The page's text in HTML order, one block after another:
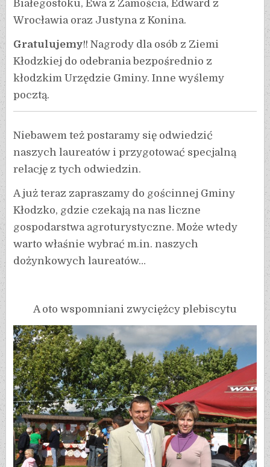
Białegostoku, Ewa z Zamościa, Edward z
Wrocławia oraz Justyna z Konina.
Gratulujemy!! Nagrody dla osób z Ziemi
Kłodzkiej do odebrania bezpośrednio z
kłodzkim Urzędzie Gminy. Inne wyślemy
pocztą.
Niebawem też postaramy się odwiedzić
naszych laureatów i przygotować specjalną
relację z tych odwiedzin.
A już teraz zapraszamy do gościnnej Gminy
Kłodzko, gdzie czekają na nas liczne
gospodarstwa agroturystyczne. Może wtedy
warto właśnie wybrać m.in. naszych
dożynkowych laureatów…
A oto wspomniani zwyciężcy plebiscytu